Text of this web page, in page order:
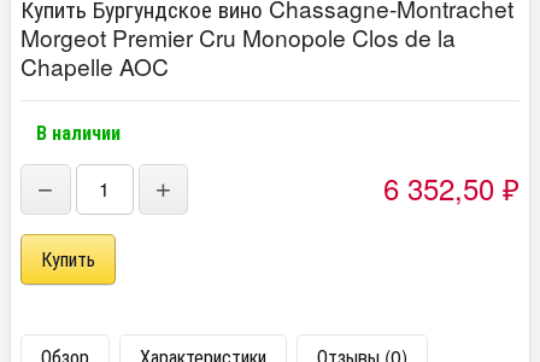
Купить Бургундское вино Chassagne-Montrachet
Morgeot Premier Cru Monopole Clos de la
Chapelle AOC
В наличии
− + 6 352,50 ₽